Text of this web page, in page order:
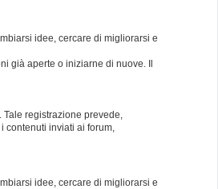
idee, cercare di migliorarsi e
già aperte o iniziarne di nuove. Il
registrazione prevede,
contenuti inviati ai forum,
idee, cercare di migliorarsi e